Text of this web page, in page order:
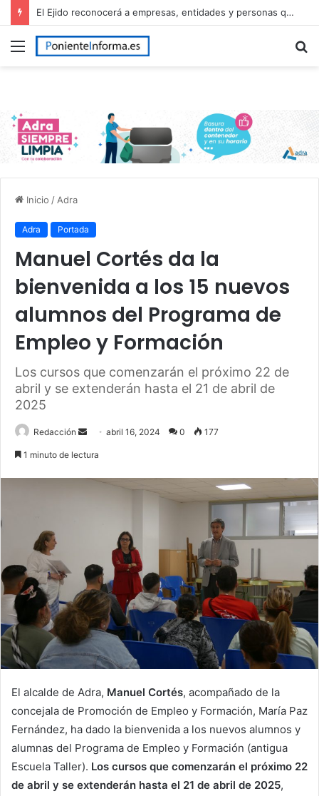
El Ejido reconocerá a empresas, entidades y personas que han contribuido al desarrollo del municipio en el Día de El Ejido
Menú
Inicio / Adra
Adra Portada
Manuel Cortés da la
bienvenida a los 15 nuevos
alumnos del Programa de
Empleo y Formación
Los cursos que comenzarán el próximo 22 de
abril y se extenderán hasta el 21 de abril de
2025
Redacción
Sendabril 16, 2024 0 177
1 minuto de lectura
El alcalde de Adra, Manuel Cortés, acompañado de la
concejala de Promoción de Empleo y Formación, María Paz
Fernández, ha dado la bienvenida a los nuevos alumnos y
alumnas del Programa de Empleo y Formación (antigua
Escuela Taller). Los cursos que comenzarán el próximo 22
de abril y se extenderán hasta el 21 de abril de 2025,